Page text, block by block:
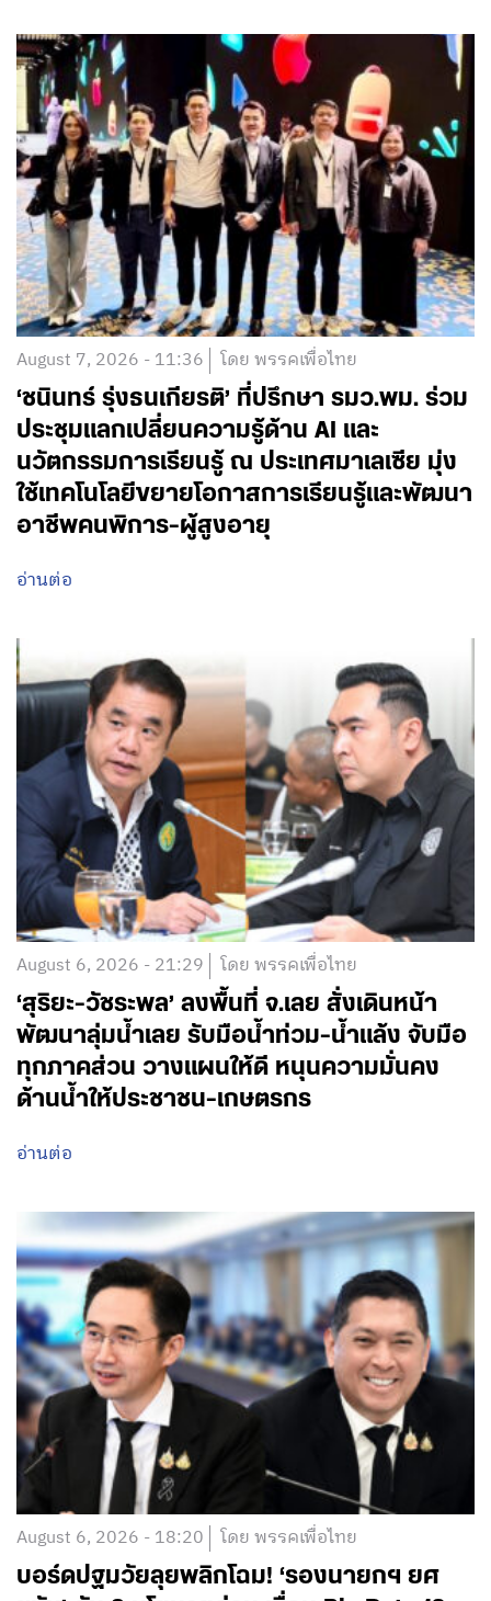
August 7, 2026 - 11:36 โดย พรรคเพื่อไทย
‘ชนินทร์ รุ่งธนเกียรติ’ ที่ปรึกษา รมว.พม. ร่วม
ประชุมแลกเปลี่ยนความรู้ด้าน AI และ
นวัตกรรมการเรียนรู้ ณ ประเทศมาเลเซีย มุ่ง
ใช้เทคโนโลยีขยายโอกาสการเรียนรู้และพัฒนา
อาชีพคนพิการ-ผู้สูงอายุ
อ่านต่อ
August 6, 2026 - 21:29 โดย พรรคเพื่อไทย
‘สุริยะ-วัชระพล’ ลงพื้นที่ จ.เลย สั่งเดินหน้า
พัฒนาลุ่มน้ำเลย รับมือน้ำท่วม-น้ำแล้ง จับมือ
ทุกภาคส่วน วางแผนให้ดี หนุนความมั่นคง
ด้านน้ำให้ประชาชน-เกษตรกร
อ่านต่อ
August 6, 2026 - 18:20 โดย พรรคเพื่อไทย
บอร์ดปฐมวัยลุยพลิกโฉม! ‘รองนายกฯ ยศ